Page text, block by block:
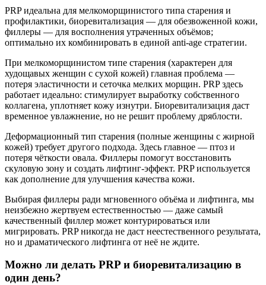
PRP идеальна для мелкоморщинистого типа старения и
профилактики, биоревитализация — для обезвоженной кожи,
филлеры — для восполнения утраченных объёмов;
оптимально их комбинировать в единой anti-age стратегии.
При мелкоморщинистом типе старения (характерен для
худощавых женщин с сухой кожей) главная проблема —
потеря эластичности и сеточка мелких морщин. PRP здесь
работает идеально: стимулирует выработку собственного
коллагена, уплотняет кожу изнутри. Биоревитализация даст
временное увлажнение, но не решит проблему дряблости.
Деформационный тип старения (полные женщины с жирной
кожей) требует другого подхода. Здесь главное — птоз и
потеря чёткости овала. Филлеры помогут восстановить
скуловую зону и создать лифтинг-эффект. PRP используется
как дополнение для улучшения качества кожи.
Выбирая филлеры ради мгновенного объёма и лифтинга, мы
неизбежно жертвуем естественностью — даже самый
качественный филлер может контурироваться или
мигрировать. PRP никогда не даст неестественного результата,
но и драматического лифтинга от неё не ждите.
Можно ли делать PRP и биоревитализацию в
один день?